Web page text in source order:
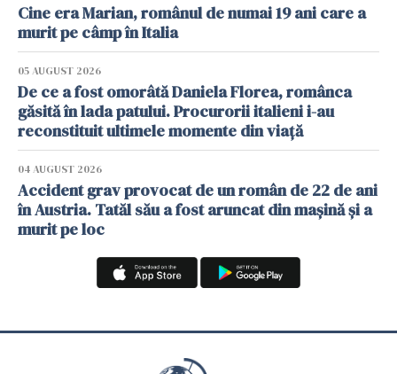
Cine era Marian, românul de numai 19 ani care a
murit pe câmp în Italia
05 AUGUST 2026
De ce a fost omorâtă Daniela Florea, românca
găsită în lada patului. Procurorii italieni i-au
reconstituit ultimele momente din viață
04 AUGUST 2026
Accident grav provocat de un român de 22 de ani
în Austria. Tatăl său a fost aruncat din mașină și a
murit pe loc